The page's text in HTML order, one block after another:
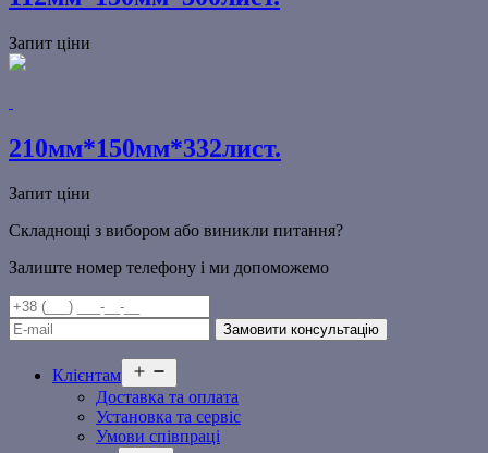
Запит ціни
210мм*150мм*332лист.
Запит ціни
Складнощі з вибором або виникли питання?
Залиште номер телефону і ми допоможемо
Клієнтам
меню
Доставка та оплата
Установка та сервіс
Умови співпраці